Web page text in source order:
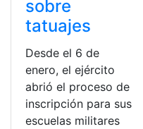
sobre
tatuajes
Desde el 6 de
enero, el ejército
abrió el proceso de
inscripción para sus
escuelas militares